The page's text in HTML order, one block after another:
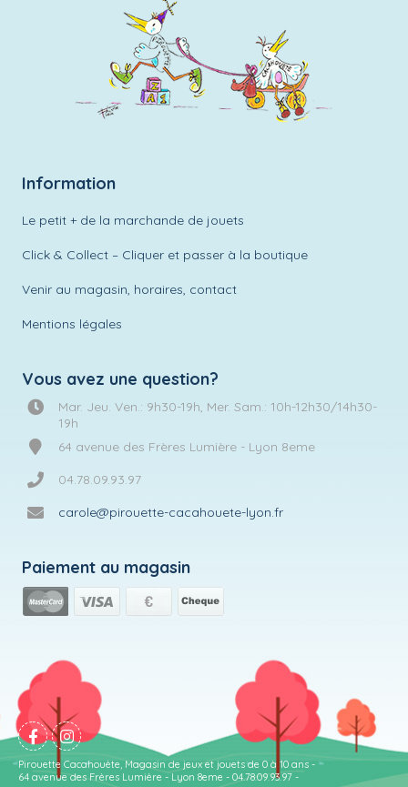
Information
Le petit + de la marchande de jouets
Click & Collect – Cliquer et passer à la boutique
Venir au magasin, horaires, contact
Mentions légales
Vous avez une question?
Mar. Jeu. Ven.: 9h30-19h, Mer. Sam.: 10h-12h30/14h30-
19h
64 avenue des Frères Lumière - Lyon 8eme
04.78.09.93.97
carole@pirouette-cacahouete-lyon.fr
Paiement au magasin
Pirouette Cacahouète, Magasin de jeux et jouets de 0 à 10 ans -
64 avenue des Frères Lumière - Lyon 8eme - 04.78.09.93.97 -